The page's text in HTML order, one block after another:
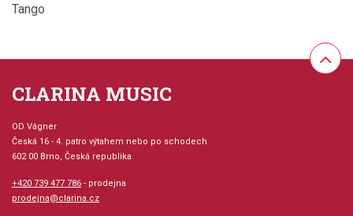
Tango
CLARINA MUSIC
OD Vágner
Česká 16 - 4. patro výtahem nebo po schodech
602 00 Brno, Česká republika
+420 739 477 786 - prodejna
prodejna@clarina.cz